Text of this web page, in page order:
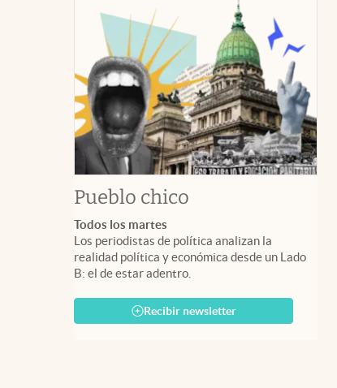
Pueblo chico
Todos los martes
Los periodistas de política analizan la
realidad política y económica desde un Lado
B: el de estar adentro.
Recibir newsletter